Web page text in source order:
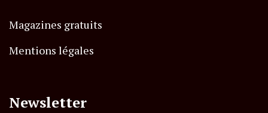
Magazines gratuits
Mentions légales
Newsletter